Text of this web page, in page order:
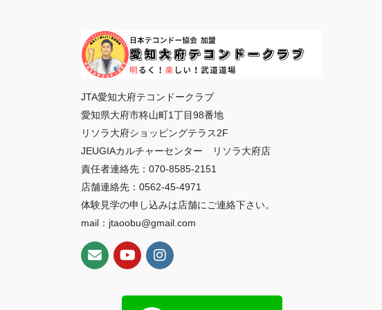
JTA愛知大府テコンドークラブ
愛知県大府市柊山町1丁目98番地
リソラ大府ショッピングテラス2F
JEUGIAカルチャーセンター リソラ大府店
責任者連絡先：070-8585-2151
店舗連絡先：0562-45-4971
体験見学の申し込みは店舗にご連絡下さい。
mail：jtaoobu@gmail.com